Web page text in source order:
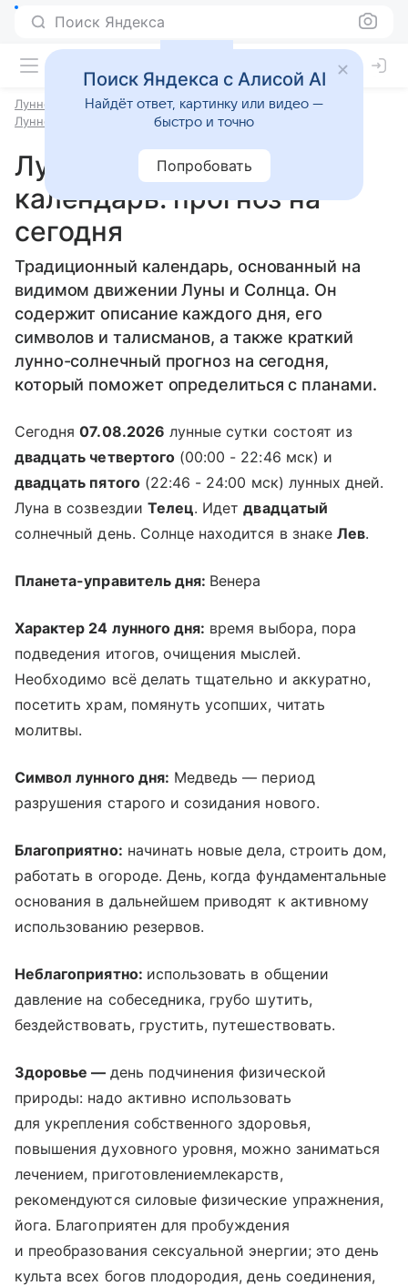
Поиск Яндекса
Лунно-солнечный прогноз на завтра,
Лунно-солнечный прогноз на месяц
Лунно-солнечный
календарь: прогноз на
сегодня
Традиционный календарь, основанный на
видимом движении Луны и Солнца. Он
содержит описание каждого дня, его
символов и талисманов, а также краткий
лунно-солнечный прогноз на сегодня,
который поможет определиться с планами.
Сегодня07.08.2026 лунные сутки состоят из
двадцать четвертого(00:00 - 22:46 мск) и
двадцать пятого(22:46 - 24:00 мск) лунных дней.
Луна в созвездии Телец. Идетдвадцатый
солнечный день. Солнце находится в знаке Лев.
Планета-управитель дня: Венера
Характер 24 лунного дня: время выбора, пора
подведения итогов, очищения мыслей.
Необходимо всё делать тщательно и аккуратно,
посетить храм, помянуть усопших, читать
молитвы.
Символ лунного дня: Медведь — период
разрушения старого и созидания нового.
Благоприятно: начинать новые дела, строить дом,
работать в огороде. День, когда фундаментальные
основания в дальнейшем приводят к активному
использованию резервов.
Неблагоприятно: использовать в общении
давление на собеседника, грубо шутить,
бездействовать, грустить, путешествовать.
Здоровье — день подчинения физической
природы: надо активно использовать
для укрепления собственного здоровья,
повышения духовного уровня, можно заниматься
лечением, приготовлениемлекарств,
рекомендуются силовые физические упражнения,
йога. Благоприятен для пробуждения
и преобразования сексуальной энергии; это день
культа всех богов плодородия, день соединения,
Поиск Яндекса с Алисой AI
Найдёт ответ, картинку или видео —
быстро и точно
Попробовать